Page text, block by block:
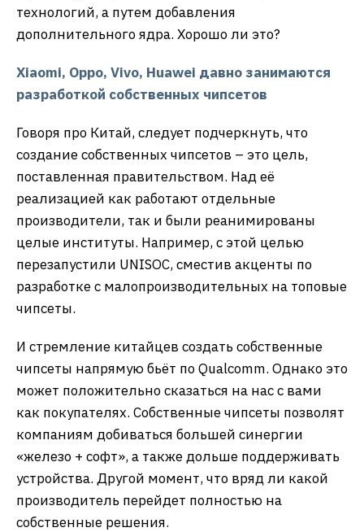
технологий, а путем добавления
дополнительного ядра. Хорошо ли это?
Xiaomi, Oppo, Vivo, Huawei давно занимаются
разработкой собственных чипсетов
Говоря про Китай, следует подчеркнуть, что
создание собственных чипсетов – это цель,
поставленная правительством. Над её
реализацией как работают отдельные
производители, так и были реанимированы
целые институты. Например, с этой целью
перезапустили UNISOC, сместив акценты по
разработке с малопроизводительных на топовые
чипсеты.
И стремление китайцев создать собственные
чипсеты напрямую бьёт по Qualcomm. Однако это
может положительно сказаться на нас с вами
как покупателях. Собственные чипсеты позволят
компаниям добиваться большей синергии
«железо + софт», а также дольше поддерживать
устройства. Другой момент, что вряд ли какой
производитель перейдет полностью на
собственные решения.